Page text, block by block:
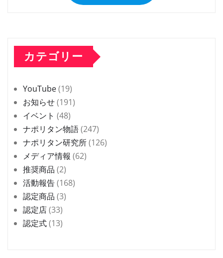
カテゴリー
YouTube(19)
お知らせ(191)
イベント (48)
ナポリタン物語(247)
ナポリタン研究所(126)
メディア情報 (62)
推奨商品 (2)
活動報告(168)
認定商品 (3)
認定店(33)
認定式(13)